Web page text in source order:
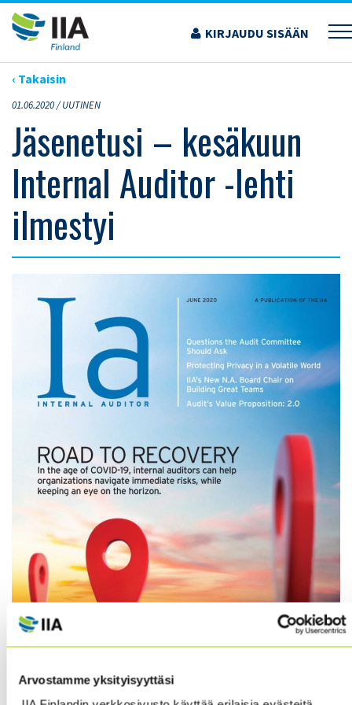
Arvostamme yksityisyyttäsi
Siirry
sisältöön
KIRJAUDU SISÄÄN
›ARTIKKELIT›JÄSENETUSI – KESÄKUUN INTERNAL AUDITOR -LEHTI ILMESTYI
‹ Takaisin
01.06.2020 /UUTINEN
Jäsenetusi – kesäkuun
Internal Auditor -lehti
ilmestyi